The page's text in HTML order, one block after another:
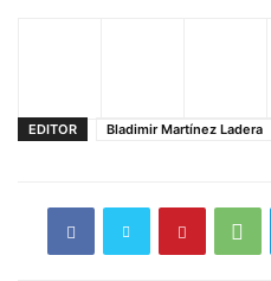
EDITOR Bladimir Martínez Ladera